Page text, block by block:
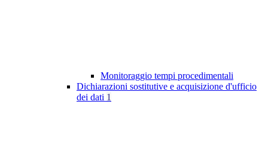
Monitoraggio tempi procedimentali
Dichiarazioni sostitutive e acquisizione d'ufficio
dei dati 1